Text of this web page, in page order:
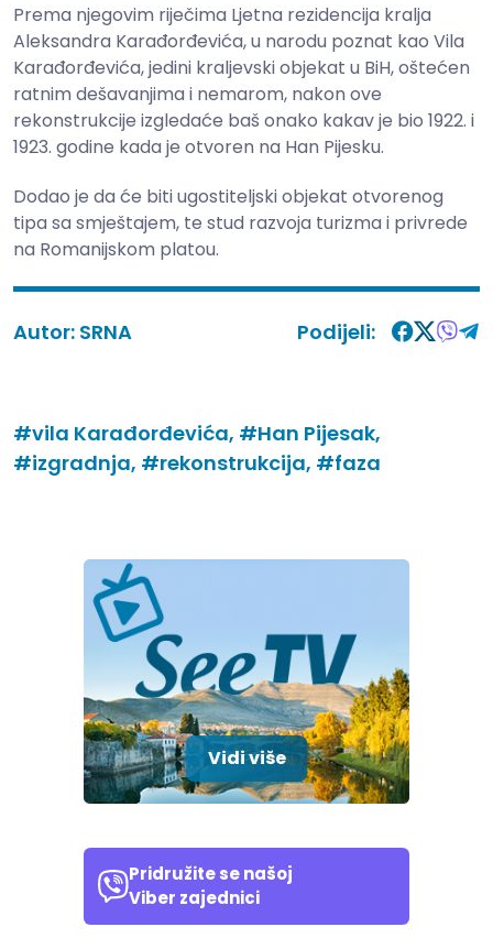
Prema njegovim riječima Ljetna rezidencija kralja
Aleksandra Karađorđevića, u narodu poznat kao Vila
Karađorđevića, jedini kraljevski objekat u BiH, oštećen
ratnim dešavanjima i nemarom, nakon ove
rekonstrukcije izgledaće baš onako kakav je bio 1922. i
1923. godine kada je otvoren na Han Pijesku.
Dodao je da će biti ugostiteljski objekat otvorenog
tipa sa smještajem, te stud razvoja turizma i privrede
na Romanijskom platou.
Autor: SRNA Podijeli:
#vila Karađorđevića, #Han Pijesak,
#izgradnja, #rekonstrukcija, #faza
Vidi više
Pridružite se našoj
Viber zajednici